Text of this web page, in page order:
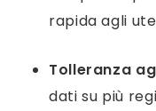
rapida agli
Tolleranza
dati su più